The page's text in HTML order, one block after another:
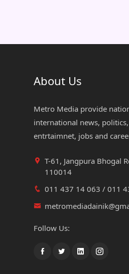
About Us
Metro Media provide
international news,
entrtaimnet, jobs and
T-61, Jangpura Bhogal
110014
011 437 14 063 / 011
Follow Us: